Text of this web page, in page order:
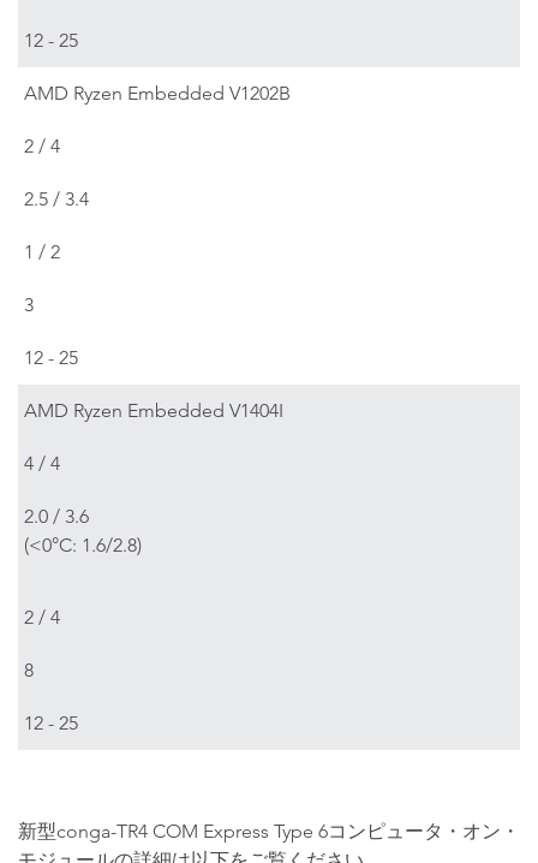
12 - 25
AMD Ryzen Embedded V1202B
2 / 4
2.5 / 3.4
1 / 2
3
12 - 25
AMD Ryzen Embedded V1404I
4 / 4
2.0 / 3.6
(<0°C: 1.6/2.8)
2 / 4
8
12 - 25
新型conga-TR4 COM Express Type 6コンピュータ・オン・